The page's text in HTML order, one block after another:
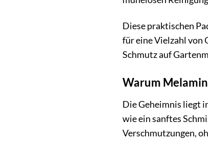
Diese praktischen
für eine Vielzahl von
Schmutz auf
Warum
Die Geheimnis liegt
wie ein sanftes
Verschmutzungen,